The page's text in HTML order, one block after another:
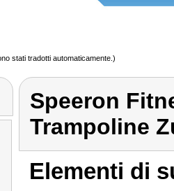
stati tradotti automaticamente.)
Speeron
Trampoline
Elementi di